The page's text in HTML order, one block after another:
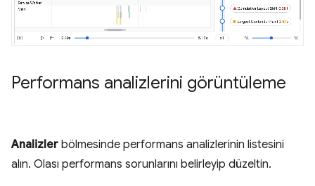
Performans analizlerini görüntüleme
Analizler bölmesinde performans analizlerinin listesini
alın. Olası performans sorunlarını belirleyip düzeltin.